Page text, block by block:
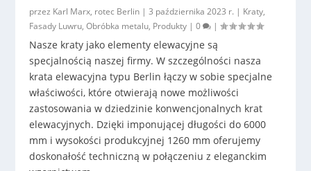
przez Karl Marx, rotec Berlin |3 października 2023 r. | Kraty,
Fasady Luwru,Obróbka metalu, Produkty |0 |
Nasze kraty jako elementy elewacyjne są
specjalnością naszej firmy. W szczególności nasza
krata elewacyjna typu Berlin łączy w sobie specjalne
właściwości, które otwierają nowe możliwości
zastosowania w dziedzinie konwencjonalnych krat
elewacyjnych. Dzięki imponującej długości do 6000
mm i wysokości produkcyjnej 1260 mm oferujemy
doskonałość techniczną w połączeniu z eleganckim